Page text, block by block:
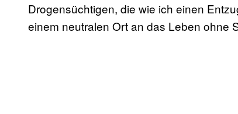
Drogensüchtigen, die wie ich einen
einem neutralen Ort an das Leben ohne